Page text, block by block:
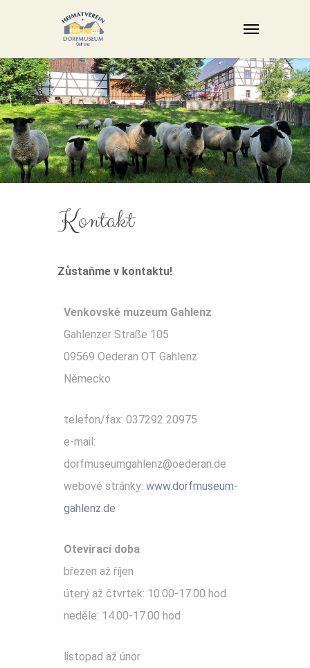
Kontakt
Zůstaňme v kontaktu!
Venkovské muzeum Gahlenz
Gahlenzer Straße 105
09569 Oederan OT Gahlenz
Německo
telefon/fax: 037292 20975
e-mail:
dorfmuseumgahlenz@oederan.de
webové stránky: www.dorfmuseum-
gahlenz.de
Otevírací doba
březen až říjen
úterý až čtvrtek: 10.00-17.00 hod
neděle: 14.00-17.00 hod
listopad až únor